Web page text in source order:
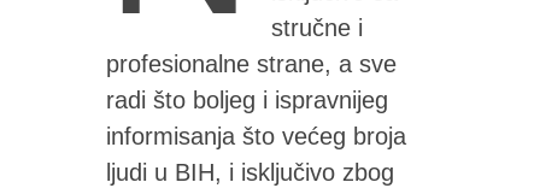
stručne i
profesionalne strane, a sve
radi što boljeg i ispravnijeg
informisanja što većeg broja
ljudi u BIH, i isključivo zbog